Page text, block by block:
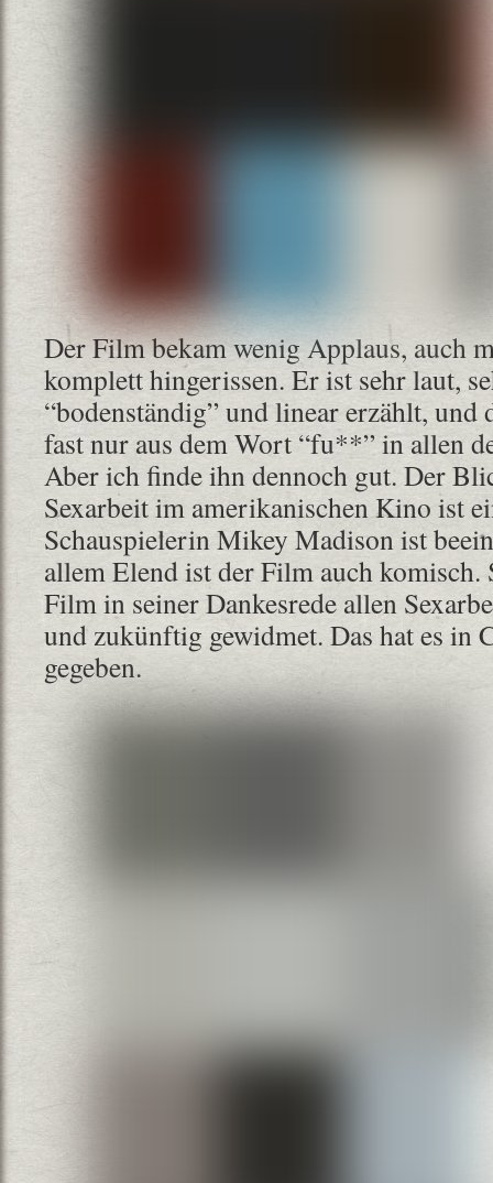
Der Film bekam wenig Applaus, auch
komplett hingerissen. Er ist sehr laut,
“bodenständig” und linear erzählt, und
fast nur aus dem Wort “fu**” in allen
Aber ich finde ihn dennoch gut. Der
Sexarbeit im amerikanischen Kino ist
Schauspielerin Mikey Madison ist
allem Elend ist der Film auch komisch.
Film in seiner Dankesrede allen
und zukünftig gewidmet. Das hat es in
gegeben.